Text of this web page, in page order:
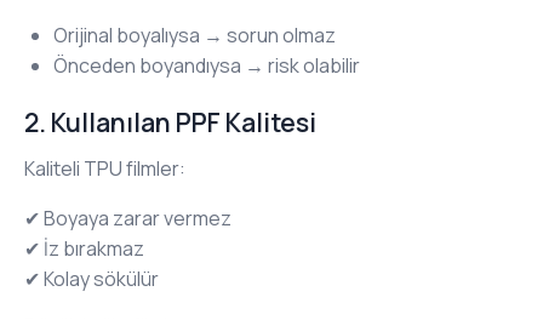
Orijinal boyalıysa → sorun olmaz
Önceden boyandıysa → risk olabilir
2. Kullanılan PPF Kalitesi
Kaliteli TPU filmler:
✔ Boyaya zarar vermez
✔ İz bırakmaz
✔ Kolay sökülür